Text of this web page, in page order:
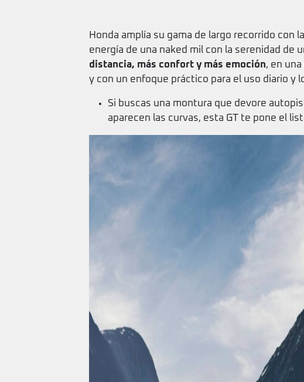
Honda amplía su gama de largo recorrido con la
energía de una naked mil con la serenidad de
distancia, más confort y más emoción, en
y con un enfoque práctico para el uso diario y
Si buscas una montura que devore
aparecen las curvas, esta GT te pone el